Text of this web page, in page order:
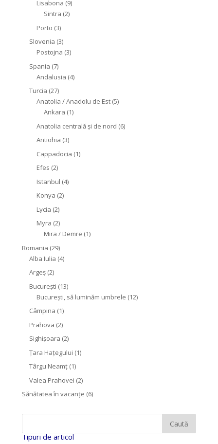
Lisabona (9)
Sintra (2)
Porto (3)
Slovenia (3)
Postojna (3)
Spania (7)
Andalusia (4)
Turcia (27)
Anatolia / Anadolu de Est(5)
Ankara (1)
Anatolia centrală și de nord (6)
Antiohia (3)
Cappadocia (1)
Efes (2)
Istanbul (4)
Konya (2)
Lycia (2)
Myra (2)
Mira / Demre (1)
Romania (29)
Alba Iulia (4)
Argeș(2)
București (13)
București, să luminăm umbrele (12)
Câmpina (1)
Prahova (2)
Sighişoara (2)
Țara Hațegului (1)
Târgu Neamţ(1)
Valea Prahovei (2)
Sănătatea în vacanțe (6)
Tipuri de articol